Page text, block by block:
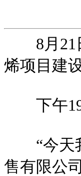
8月21日
烯项目建
下午19
“今天我
售有限公